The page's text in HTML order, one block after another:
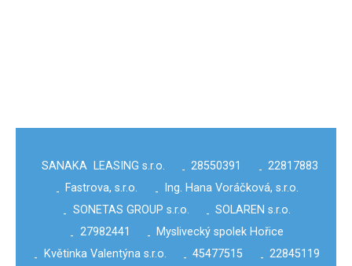
SANAKA LEASING s.r.o. - 28550391 - 22817883
- Fastrova, s.r.o. -
Ing. Hana Voráčková, s.r.o.
- SONETAS GROUP s.r.o. - SOLAREN s.r.o.
- 27982441 - Myslivecký spolek Hořice
-
Květinka Valentýna s.r.o. - 45477515 - 22845119